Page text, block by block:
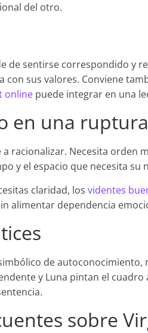
del otro.
de sentirse correspondido y
con sus valores. Conviene
online puede integrar en una
en una
racionalizar. Necesita orden
y el espacio que necesita su
claridad, los videntes
alimentar dependencia
de
y Luna pintan el
sobre